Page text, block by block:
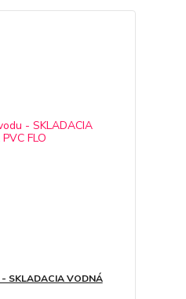
SKLADACIA VODNÁ